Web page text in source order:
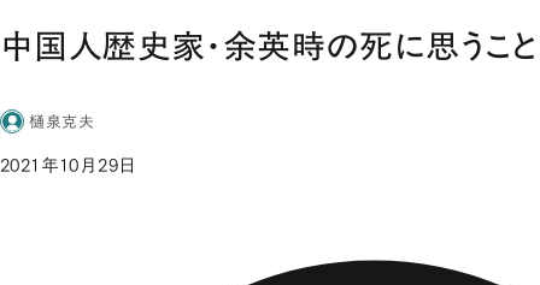
中国人歴史家・余英時の死に思うこと
樋泉克夫
2021年10月29日